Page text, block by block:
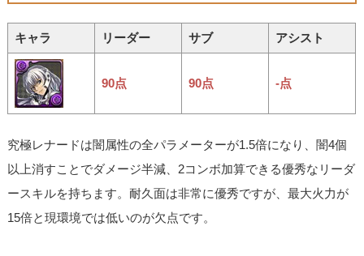
キャラ リーダー サブ アシスト
90点 90点 -点
究極レナードは闇属性の全パラメーターが1.5倍になり、闇4個
以上消すことでダメージ半減、2コンボ加算できる優秀なリーダ
ースキルを持ちます。耐久面は非常に優秀ですが、最大火力が
15倍と現環境では低いのが欠点です。